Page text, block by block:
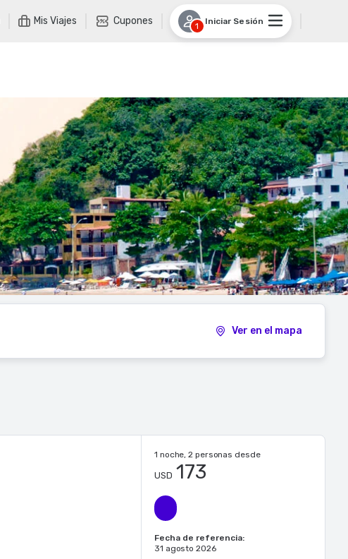
Mis Viajes Cupones 1 Iniciar Sesión
Ver en el mapa
1 noche, 2 personas desde
USD 173
Fecha de referencia:
31 agosto 2026